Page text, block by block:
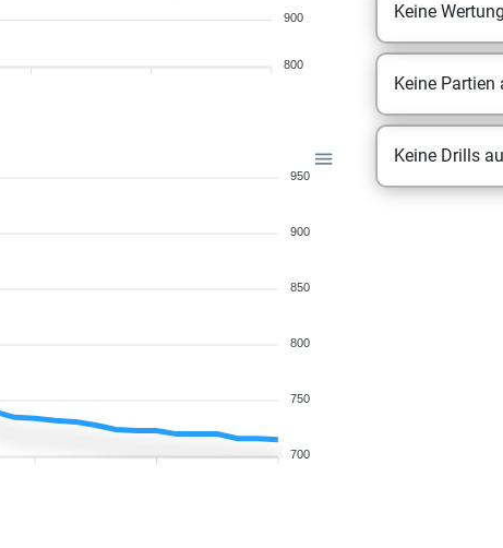
900
800
950
900
850
800
750
700
Keine
Keine
Keine Drills